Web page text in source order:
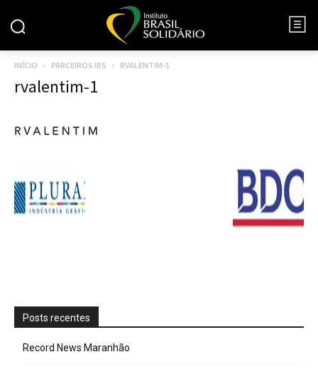
INÍCIO PARCEIROS IBS RVALENTIM-1
rvalentim-1
Posts recentes
Record News Maranhão